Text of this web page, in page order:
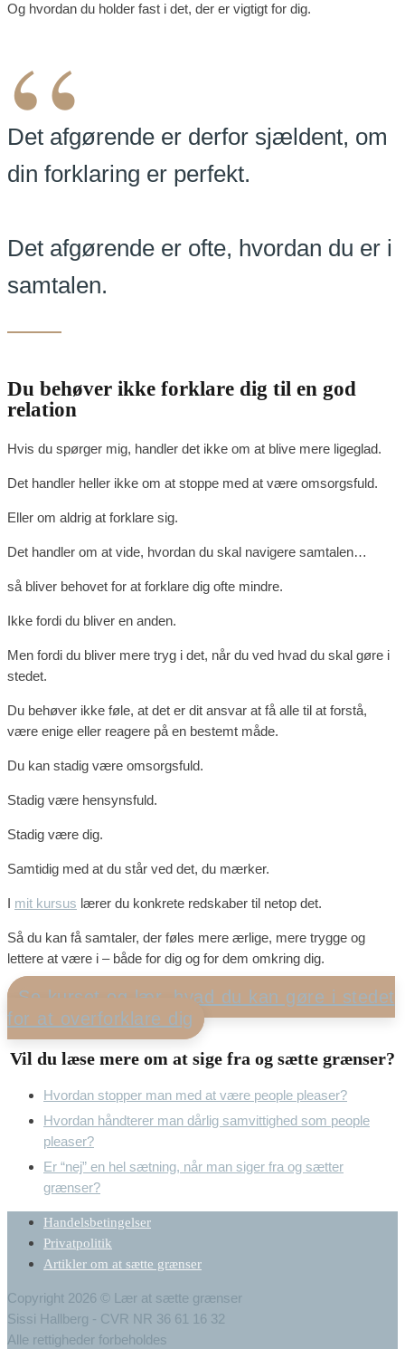
Og hvordan du holder fast i det, der er vigtigt for dig.
“
Det afgørende er derfor sjældent, om
din forklaring er perfekt.
Det afgørende er ofte, hvordan du er i
samtalen.
Du behøver ikke forklare dig til en god
relation
Hvis du spørger mig, handler det ikke om at blive mere ligeglad.
Det handler heller ikke om at stoppe med at være omsorgsfuld.
Eller om aldrig at forklare sig.
Det handler om at vide, hvordan du skal navigere samtalen…
så bliver behovet for at forklare dig ofte mindre.
Ikke fordi du bliver en anden.
Men fordi du bliver mere tryg i det, når du ved hvad du skal gøre i
stedet.
Du behøver ikke føle, at det er dit ansvar at få alle til at forstå,
være enige eller reagere på en bestemt måde.
Du kan stadig være omsorgsfuld.
Stadig være hensynsfuld.
Stadig være dig.
Samtidig med at du står ved det, du mærker.
I mit kursus lærer du konkrete redskaber til netop det.
Så du kan få samtaler, der føles mere ærlige, mere trygge og
lettere at være i – både for dig og for dem omkring dig.
Se kurset og lær, hvad du kan gøre i stedet
for at overforklare dig
Vil du læse mere om at sige fra og sætte grænser?
Hvordan stopper man med at være people pleaser?
Hvordan håndterer man dårlig samvittighed som people
pleaser?
Er “nej” en hel sætning, når man siger fra og sætter
grænser?
Handelsbetingelser
Privatpolitik
Artikler om at sætte grænser
Copyright 2026 © Lær at sætte grænser
Sissi Hallberg - CVR NR 36 61 16 32
Alle rettigheder forbeholdes